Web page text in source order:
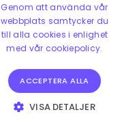
Genom att använda vår
webbplats samtycker du
till alla cookies i enlighet
med vår cookiepolicy.
ACCEPTERA ALLA
VISA DETALJER